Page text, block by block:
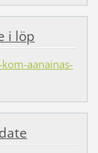
i löp
aanainas-